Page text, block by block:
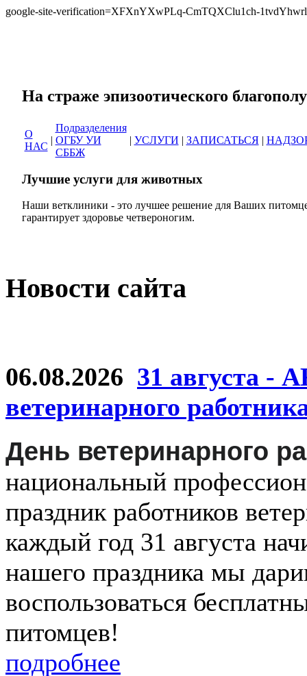
google-site-verification=XFXnYXwPLq-CmTQXClu1ch-
На страже
О
НАС
|
Подразделения
ОГБУ УИ
СББЖ
| УСЛУГИ | ЗАПИСАТЬСЯ |
Лучшие услуги для животных
Наши ветклиники - это лучшее решение для Ваших
гарантирует здоровье четвероногим.
Новости сайта
06.08.2026 31 августа -
ветеринарного
День ветеринарного
национальный
праздник работников
каждый год 31 августа
нашего праздника мы
воспользоваться
питомцев!
подробнее